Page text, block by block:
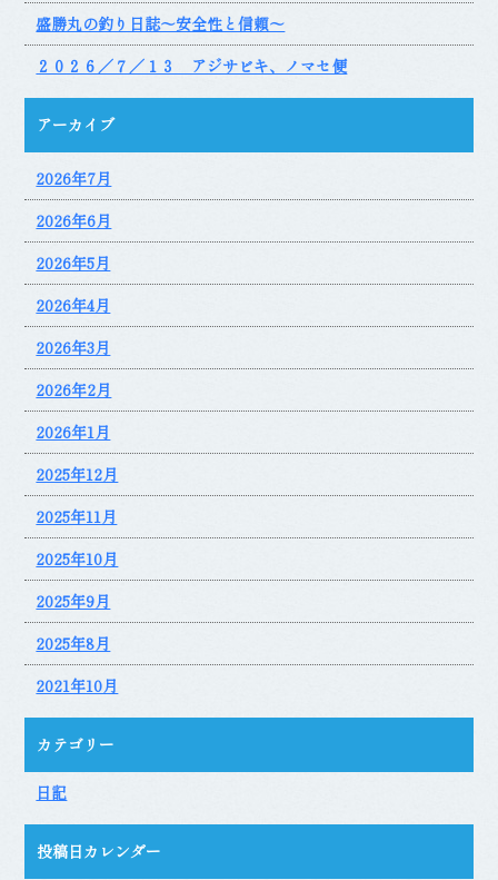
盛勝丸の釣り日誌～安全性と信頼～
２０２６／７／１３ アジサビキ、ノマセ便
アーカイブ
2026年7月
2026年6月
2026年5月
2026年4月
2026年3月
2026年2月
2026年1月
2025年12月
2025年11月
2025年10月
2025年9月
2025年8月
2021年10月
カテゴリー
日記
投稿日カレンダー